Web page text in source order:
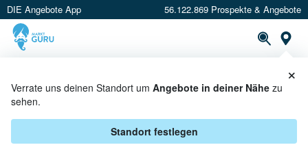
DIE Angebote App 56.122.869 Prospekte & Angebote
Verrate uns deinen Standort um Angebote in deiner Nähe zu
sehen.
Standort festlegen
×
SOFTDRINKS ANGEBOTE &
AKTIONEN BEI BUDNI